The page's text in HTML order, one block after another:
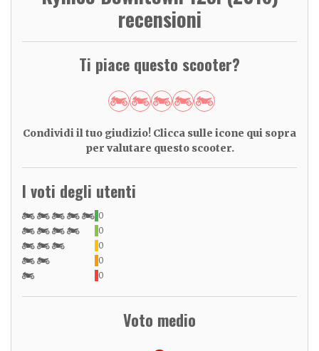
recensioni
Ti piace questo scooter?
Condividi il tuo giudizio! Clicca sulle icone qui sopra
per valutare questo scooter.
I voti degli utenti
0
0
0
0
0
Voto medio